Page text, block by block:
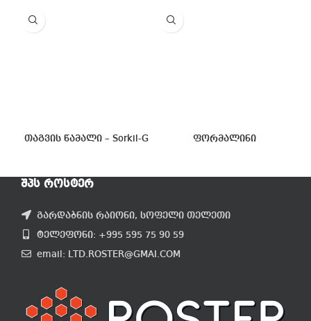
თაგვის წამალი – Sorkil-G ფორმალინი
ᲨᲞᲡ ᲠᲝᲡᲢᲔᲠ
გარდაბნის რაიონი, სოფელი თელეთი
ტელეფონი: +995 595 75 90 59
email: LTD.ROSTER@GMAI.COM